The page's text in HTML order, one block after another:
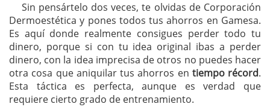
Sin pensártelo dos veces, te olvidas de Corporación
Dermoestética y pones todos tus ahorros en Gamesa.
Es aquí donde realmente consigues perder todo tu
dinero, porque si con tu idea original ibas a perder
dinero, con la idea imprecisa de otros no puedes hacer
otra cosa que aniquilar tus ahorros en tiempo récord.
Esta táctica es perfecta, aunque es verdad que
requiere cierto grado de entrenamiento.